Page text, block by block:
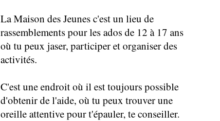
La Maison des Jeunes c'est un lieu de
rassemblements pour les ados de 12 à 17 ans
où tu peux jaser, participer et organiser des
activités.
C'est une endroit où il est toujours possible
d'obtenir de l'aide, où tu peux trouver une
oreille attentive pour t'épauler, te conseiller.